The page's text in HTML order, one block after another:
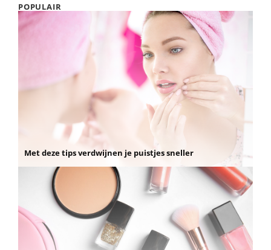
POPULAIR
Met deze tips verdwijnen je puistjes sneller